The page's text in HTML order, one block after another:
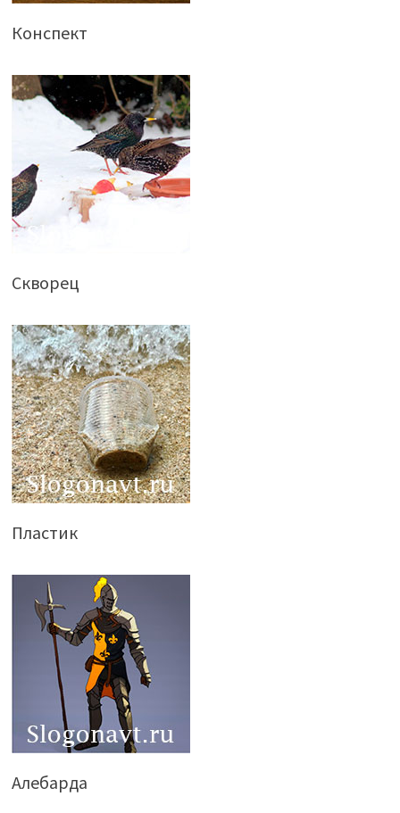
Конспект
Скворец
Пластик
Алебарда